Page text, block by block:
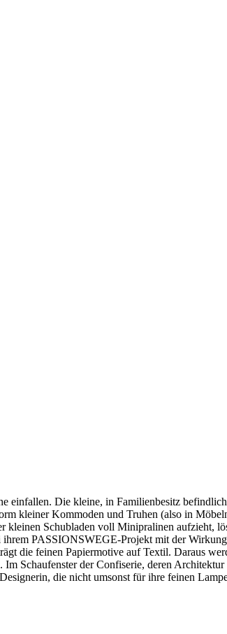
einfallen. Die kleine, in Familienbesitz
kleiner Kommoden und Truhen (also in
kleinen Schubladen voll Minipralinen aufzieht,
PASSIONSWEGE-Projekt mit der
die feinen Papiermotive auf Textil. Daraus
Schaufenster der Confiserie, deren
die nicht umsonst für ihre feinen